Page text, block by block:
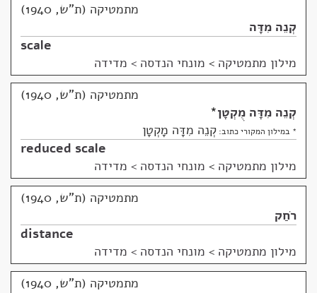
מתמטיקה (ת"ש, 1940)
קְנֵה מִדָּה
scale
מילון מתמטיקה > מונחי הנדסה > מדידה
מתמטיקה (ת"ש, 1940)
קְנֵה מִדָּה מֻקְטָן*
* במילון המקורי כתוב: קְנֵה מִדָּה מָקְטָן
reduced scale
מילון מתמטיקה > מונחי הנדסה > מדידה
מתמטיקה (ת"ש, 1940)
רֹחַק
distance
מילון מתמטיקה > מונחי הנדסה > מדידה
מתמטיקה (ת"ש, 1940)